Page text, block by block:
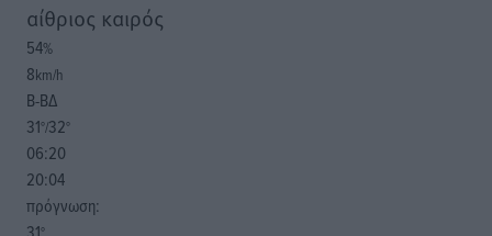
αίθριος καιρός
54%
8km/h
Β-ΒΔ
31°/32°
06:20
20:04
πρόγνωση: